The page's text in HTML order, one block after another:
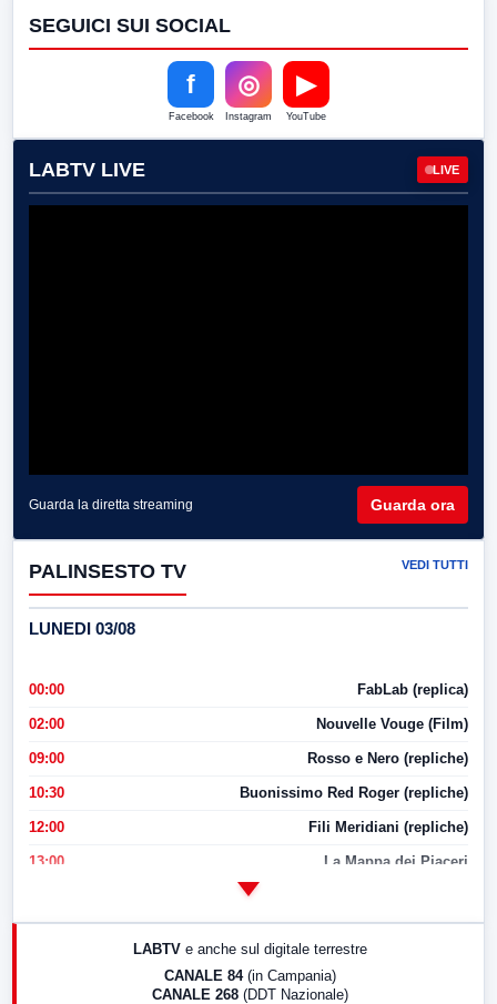
SEGUICI SUI SOCIAL
f
Facebook
◎
Instagram
▶
YouTube
LABTV LIVE LIVE
Guarda la diretta streaming Guarda ora
PALINSESTO TV VEDI TUTTI
LUNEDI 03/08
00:00 FabLab (replica)
02:00 Nouvelle Vouge (Film)
09:00 Rosso e Nero (repliche)
10:30 Buonissimo Red Roger (repliche)
12:00 Fili Meridiani (repliche)
13:00 La Mappa dei Piaceri
LABTV e anche sul digitale terrestre
CANALE 84 (in Campania)
CANALE 268 (DDT Nazionale)